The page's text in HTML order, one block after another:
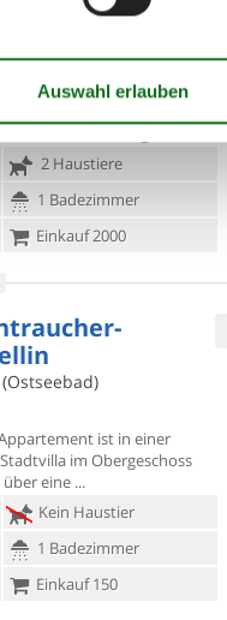
Urlaub am Meer in dieser
2 Haustiere
1 Badezimmer
Einkauf 2000
ist in einer
Stadtvilla im Obergeschoss
eine
Kein Haustier
1 Badezimmer
Einkauf 150